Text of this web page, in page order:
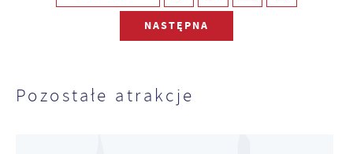
NASTĘPNA
Pozostałe atrakcje